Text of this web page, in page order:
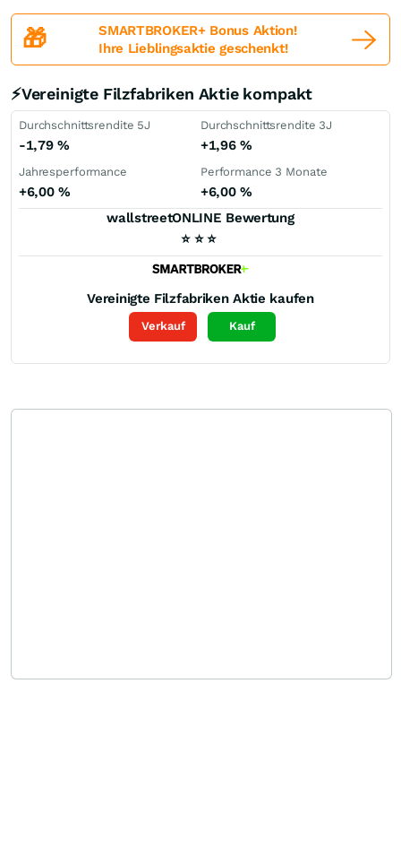
🎁
SMARTBROKER+ Bonus Aktion!
Ihre Lieblingsaktie geschenkt!
⚡Vereinigte Filzfabriken Aktie kompakt
Durchschnittsrendite 5J
-1,79%
Durchschnittsrendite 3J
+1,96%
Jahresperformance
+6,00%
Performance 3 Monate
+6,00%
wallstreetONLINE Bewertung
⭐ ⭐ ⭐
Vereinigte Filzfabriken Aktie kaufen
Verkauf Kauf